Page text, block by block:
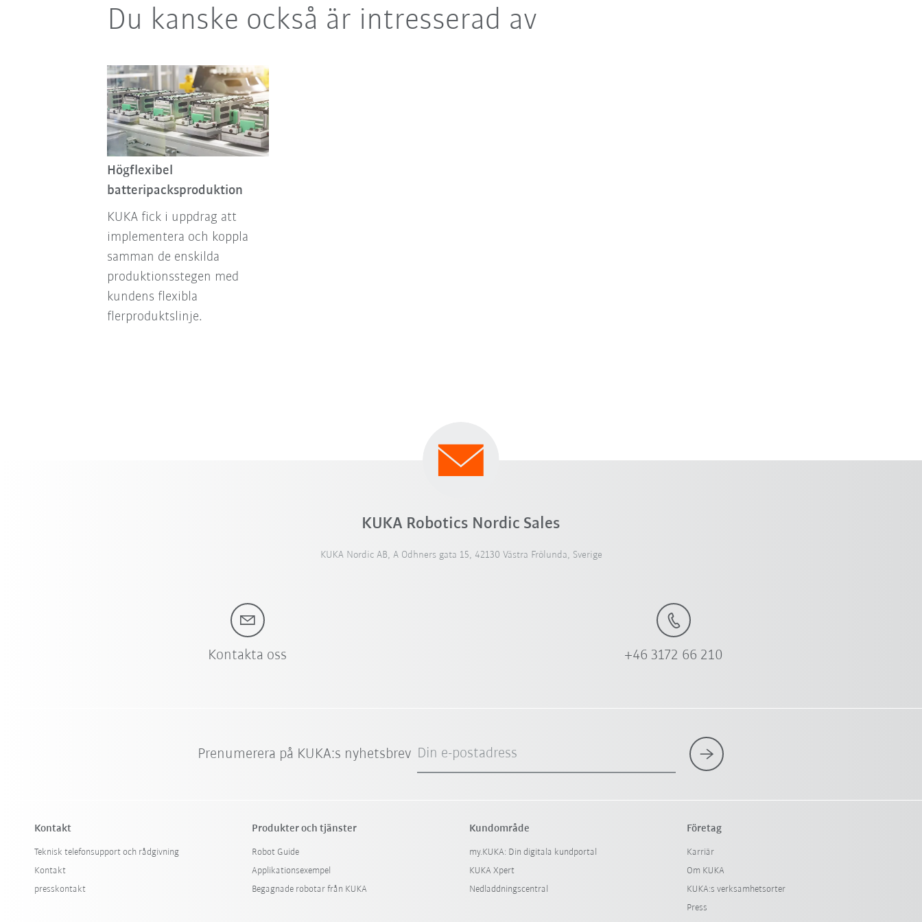
Du kanske också är intresserad av
Högflexibel
batteripacksproduktion
KUKA fick i uppdrag att
implementera och koppla
samman de enskilda
produktionsstegen med
kundens flexibla
flerproduktslinje.
KUKA Robotics Nordic Sales
KUKA Nordic AB, A Odhners gata 15, 42130 Västra Frölunda, Sverige
Kontakta oss +46 3172 66 210
Prenumerera på KUKA:s nyhetsbrev Din e-postadress
Kontakt
Teknisk telefonsupport och rådgivning
Kontakt
presskontakt
Produkter och tjänster
Robot Guide
Applikationsexempel
Begagnade robotar från KUKA
Kundområde
my.KUKA: Din digitala kundportal
KUKA Xpert
Nedladdningscentral
Företag
Karriär
Om KUKA
KUKA:s verksamhetsorter
Press